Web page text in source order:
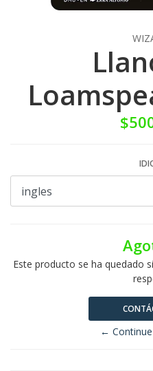
Este producto se ha quedado
←